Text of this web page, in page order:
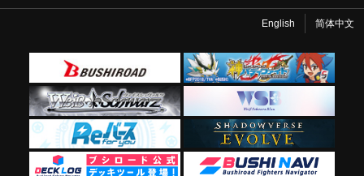
English 简体中文